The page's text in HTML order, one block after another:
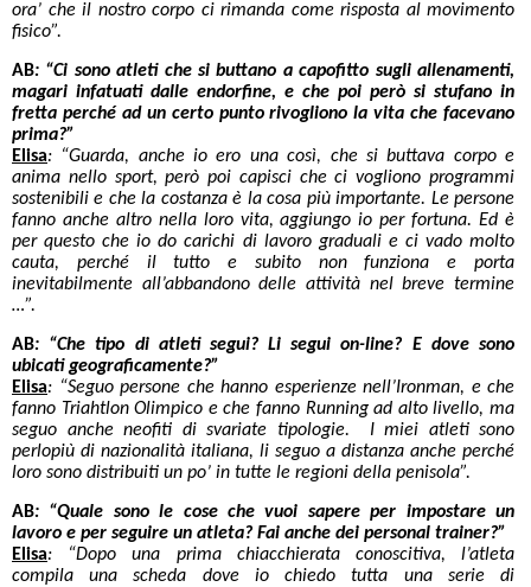
ora’ che il nostro corpo ci rimanda come risposta al movimento
fisico”.
AB: “Ci sono atleti che si buttano a capofitto sugli allenamenti,
magari infatuati dalle endorfine, e che poi però si stufano in
fretta perché ad un certo punto rivogliono la vita che facevano
prima?”
Elisa: “Guarda, anche io ero una così, che si buttava corpo e
anima nello sport, però poi capisci che ci vogliono programmi
sostenibili e che la costanza è la cosa più importante. Le persone
fanno anche altro nella loro vita, aggiungo io per fortuna. Ed è
per questo che io do carichi di lavoro graduali e ci vado molto
cauta, perché il tutto e subito non funziona e porta
inevitabilmente all’abbandono delle attività nel breve termine
…”.
AB: “Che tipo di atleti segui? Li segui on-line? E dove sono
ubicati geograficamente?”
Elisa: “Seguo persone che hanno esperienze nell’Ironman, e che
fanno Triahtlon Olimpico e che fanno Running ad alto livello, ma
seguo anche neofiti di svariate tipologie. I miei atleti sono
perlopiù di nazionalità italiana, li seguo a distanza anche perché
loro sono distribuiti un po’ in tutte le regioni della penisola”.
AB: “Quale sono le cose che vuoi sapere per impostare un
lavoro e per seguire un atleta? Fai anche dei personal trainer?”
Elisa: “Dopo una prima chiacchierata conoscitiva, l’atleta
compila una scheda dove io chiedo tutta una serie di